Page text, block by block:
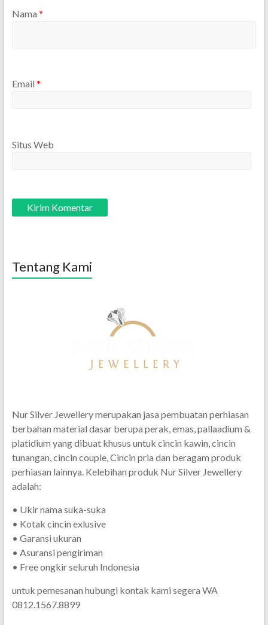
Nama *
Email *
Situs Web
Tentang Kami
Nur Silver Jewellery merupakan jasa pembuatan perhiasan
berbahan material dasar berupa perak, emas, pallaadium &
platidium yang dibuat khusus untuk cincin kawin, cincin
tunangan, cincin couple, Cincin pria dan beragam produk
perhiasan lainnya. Kelebihan produk Nur Silver Jewellery
adalah:
• Ukir nama suka-suka
• Kotak cincin exlusive
• Garansi ukuran
• Asuransi pengiriman
• Free ongkir seluruh Indonesia
untuk pemesanan hubungi kontak kami segera WA
0812.1567.8899